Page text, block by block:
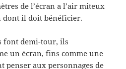
de l’écran a l’air miteux
dont il doit bénéficier.
font demi-tour, ils
un écran, fins comme une
penser aux personnages de